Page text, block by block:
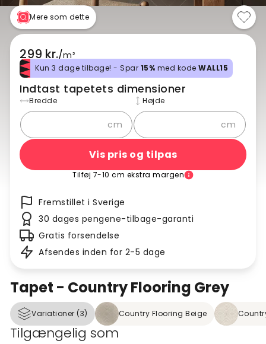
Tapet - Country Flooring Grey
Variationer (3) Country Flooring Beige
Tilgængelig som
Mere som dette
299 kr./m²
Kun 3 dage tilbage! - Spar 15% med kode WALL15
Indtast tapetets dimensioner
Bredde
cm
Højde
cm
Vis pris og tilpas
Tilføj 7-10 cm ekstra margen
Fremstillet i Sverige
30 dages pengene-tilbage-garanti
Gratis forsendelse
Afsendes inden for 2-5 dage